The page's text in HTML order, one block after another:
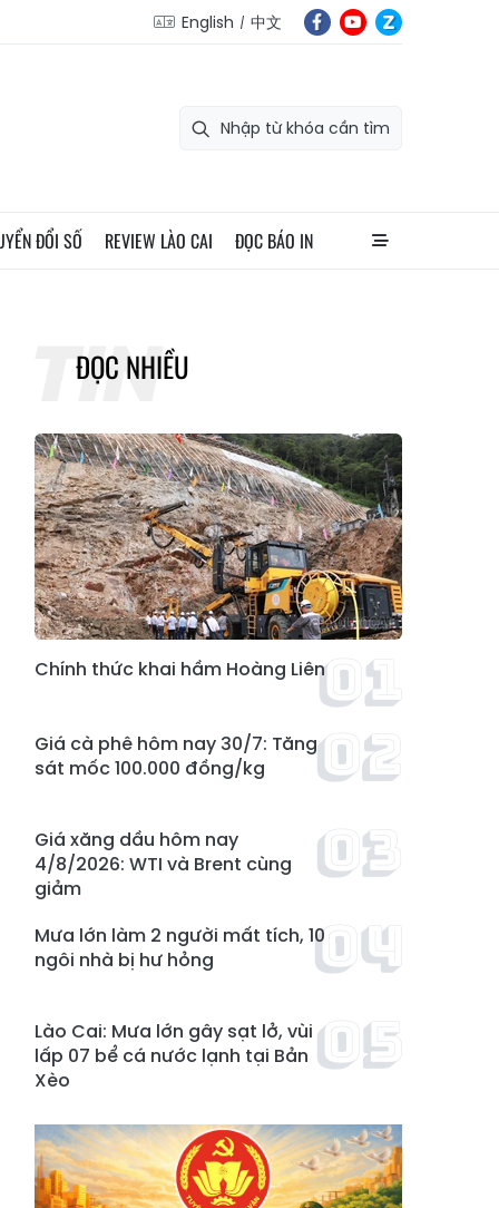
English 中文
ĐỔI SỐ REVIEW LÀO CAI ĐỌC BÁO IN
ĐỌC NHIỀU
Chính thức khai hầm Hoàng Liên
Giá cà phê hôm nay 30/7: Tăng
sát mốc 100.000 đồng/kg
Giá xăng dầu hôm nay
4/8/2026: WTI và Brent cùng
giảm
Mưa lớn làm 2 người mất tích, 10
ngôi nhà bị hư hỏng
Lào Cai: Mưa lớn gây sạt lở, vùi
lấp 07 bể cá nước lạnh tại Bản
Xèo